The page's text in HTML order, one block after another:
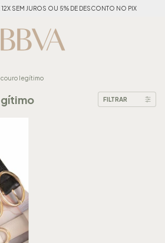
12X SEM JUROS OU 5% DE DESCONTO NO PIX
legítimo
FILTRAR